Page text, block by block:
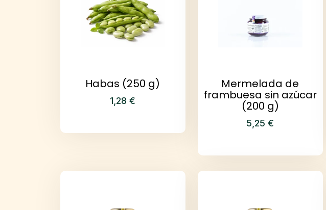
Habas (250 g)
1,28€
Mermelada de
frambuesa sin azúcar
(200 g)
5,25€